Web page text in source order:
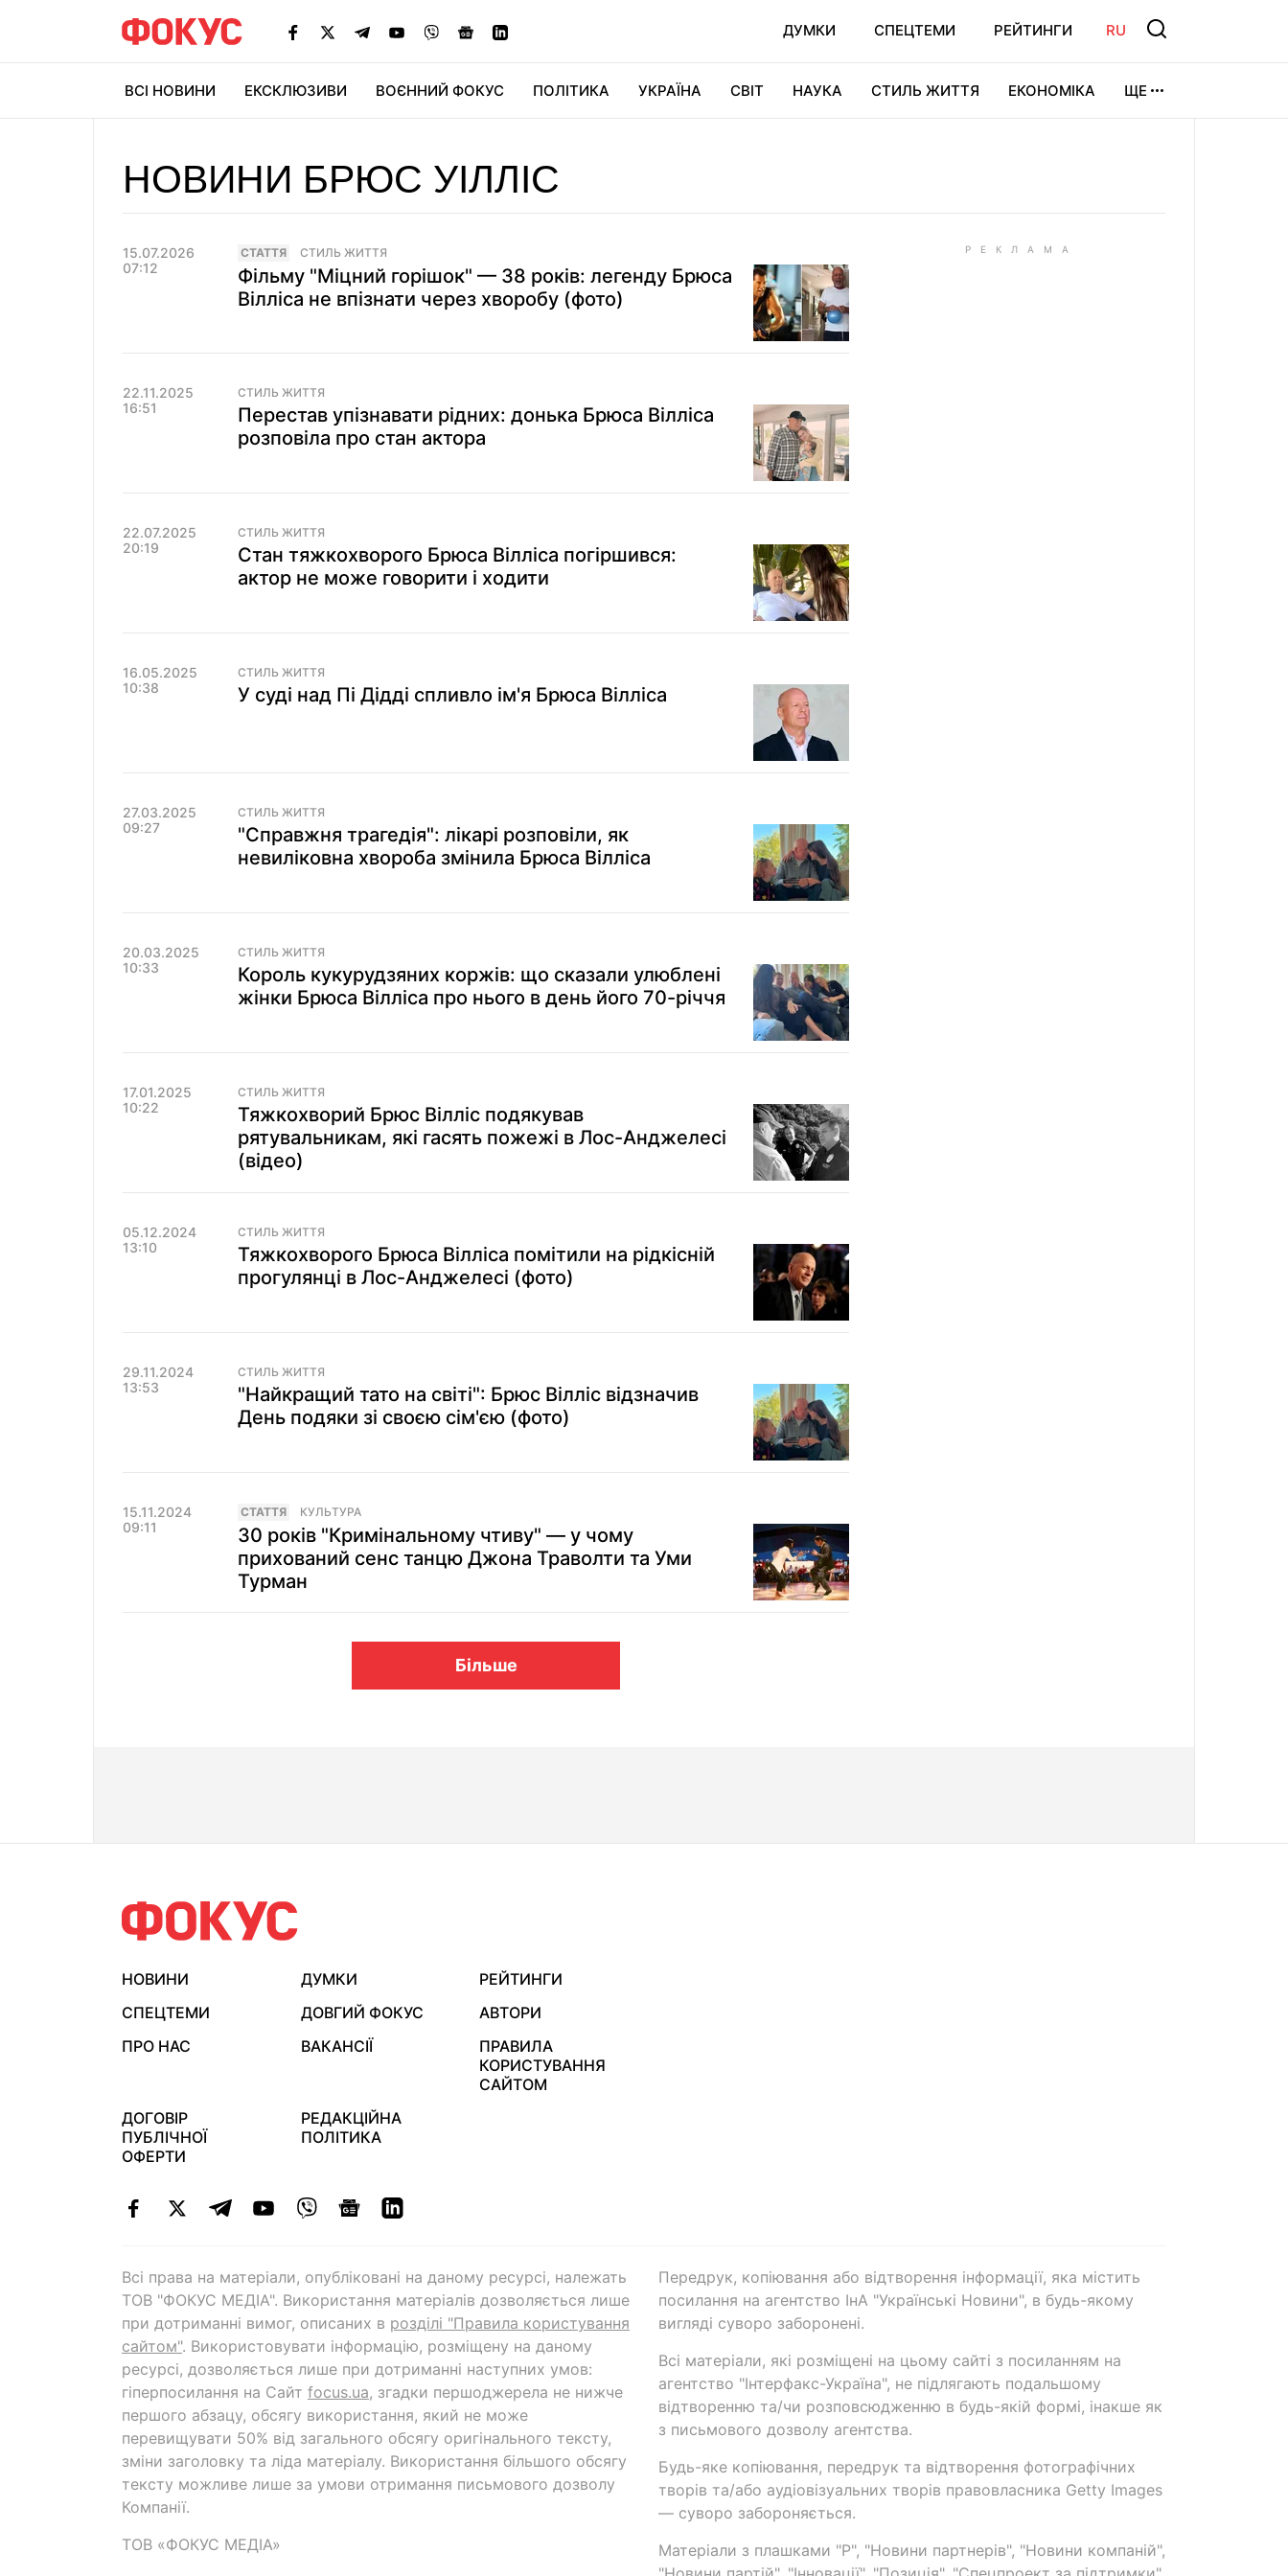
ДУМКИ СПЕЦТЕМИ РЕЙТИНГИ RU
ВСІ НОВИНИ ЕКСКЛЮЗИВИ ВОЄННИЙ ФОКУС ПОЛІТИКА УКРАЇНА СВІТ НАУКА СТИЛЬ ЖИТТЯ ЕКОНОМІКА ЩЕ
НОВИНИ БРЮС УІЛЛІС
15.07.2026
07:12
СТАТТЯ СТИЛЬ ЖИТТЯ
Фільму "Міцний горішок" — 38 років: легенду Брюса
Вілліса не впізнати через хворобу (фото)
22.11.2025
16:51
СТИЛЬ ЖИТТЯ
Перестав упізнавати рідних: донька Брюса Вілліса
розповіла про стан актора
22.07.2025
20:19
СТИЛЬ ЖИТТЯ
Стан тяжкохворого Брюса Вілліса погіршився:
актор не може говорити і ходити
16.05.2025
10:38
СТИЛЬ ЖИТТЯ
У суді над Пі Дідді спливло ім'я Брюса Вілліса
27.03.2025
09:27
СТИЛЬ ЖИТТЯ
"Справжня трагедія": лікарі розповіли, як
невиліковна хвороба змінила Брюса Вілліса
20.03.2025
10:33
СТИЛЬ ЖИТТЯ
Король кукурудзяних коржів: що сказали улюблені
жінки Брюса Вілліса про нього в день його 70-річчя
17.01.2025
10:22
СТИЛЬ ЖИТТЯ
Тяжкохворий Брюс Вілліс подякував
рятувальникам, які гасять пожежі в Лос-Анджелесі
(відео)
05.12.2024
13:10
СТИЛЬ ЖИТТЯ
Тяжкохворого Брюса Вілліса помітили на рідкісній
прогулянці в Лос-Анджелесі (фото)
29.11.2024
13:53
СТИЛЬ ЖИТТЯ
"Найкращий тато на світі": Брюс Вілліс відзначив
День подяки зі своєю сім'єю (фото)
15.11.2024
09:11
СТАТТЯ КУЛЬТУРА
30 років "Кримінальному чтиву" — у чому
прихований сенс танцю Джона Траволти та Уми
Турман
Більше
НОВИНИ ДУМКИ
РЕЙТИНГИ
СПЕЦТЕМИ
ДОВГИЙ ФОКУС
АВТОРИ
ПРО НАС
ВАКАНСІЇ
ПРАВИЛА
КОРИСТУВАННЯ
САЙТОМ
ДОГОВІР
ПУБЛІЧНОЇ
ОФЕРТИ
РЕДАКЦІЙНА
ПОЛІТИКА
Всі права на матеріали, опубліковані на даному ресурсі, належать
ТОВ "ФОКУС МЕДІА". Використання матеріалів дозволяється лише
при дотриманні вимог, описаних в розділі "Правила користування
сайтом". Використовувати інформацію, розміщену на даному
ресурсі, дозволяється лише при дотриманні наступних умов:
гіперпосилання на Cайт focus.ua, згадки першоджерела не нижче
першого абзацу, обсягу використання, який не може
перевищувати 50% від загального обсягу оригінального тексту,
зміни заголовку та ліда матеріалу. Використання більшого обсягу
тексту можливе лише за умови отримання письмового дозволу
Компанії.
ТОВ «ФОКУС МЕДІА»
Передрук, копіювання або відтворення інформації, яка містить
посилання на агентство ІнА "Українські Новини", в будь-якому
вигляді суворо заборонені.
Всі матеріали, які розміщені на цьому сайті з посиланням на
агентство "Інтерфакс-Україна", не підлягають подальшому
відтворенню та/чи розповсюдженню в будь-якій формі, інакше як
з письмового дозволу агентства.
Будь-яке копіювання, передрук та відтворення фотографічних
творів та/або аудіовізуальних творів правовласника Getty Images
— суворо забороняється.
Матеріали з плашками "Р", "Новини партнерів", "Новини компаній",